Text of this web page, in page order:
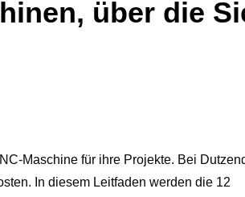
über die
Maschine für ihre Projekte. Bei
In diesem Leitfaden werden die 12